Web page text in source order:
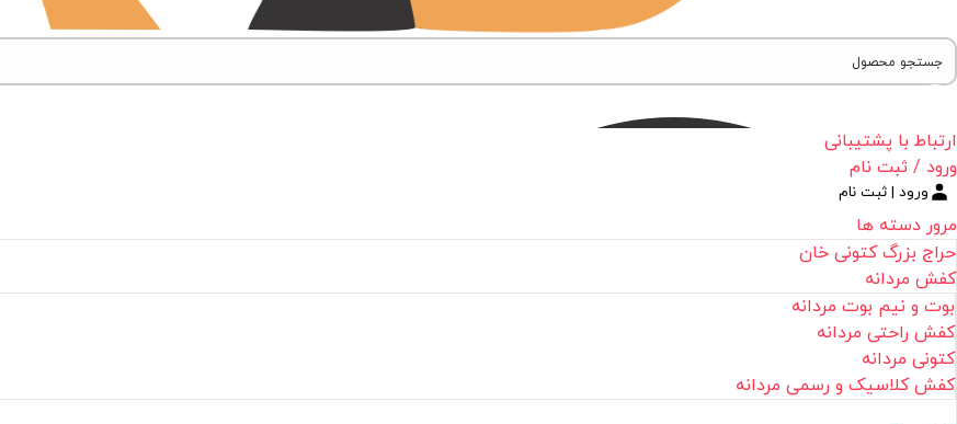
ارتباط با پشتیبانی
ورود / ثبت نام
ورود | ثبت نام
مرور دسته ها
حراج بزرگ کتونی خان
کفش مردانه
بوت و نیم بوت مردانه
کفش راحتی مردانه
کتونی مردانه
کفش کلاسیک و رسمی مردانه